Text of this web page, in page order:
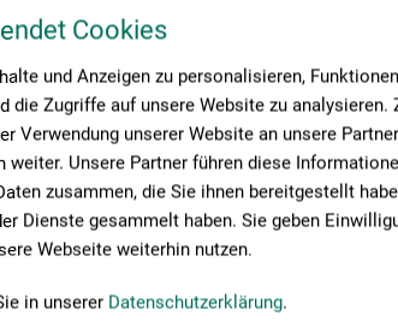
Cookies
und Anzeigen zu personalisieren,
die Zugriffe auf unsere Website zu analysieren.
Verwendung unserer Website an unsere
weiter. Unsere Partner führen diese
zusammen, die Sie ihnen bereitgestellt
Dienste gesammelt haben. Sie geben
Webseite weiterhin nutzen.
in unserer Datenschutzerklärung.